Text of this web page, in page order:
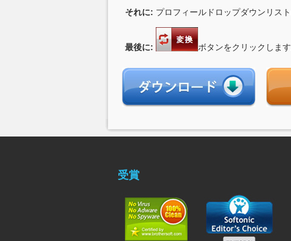
それに: プロフィールドロップダウンリス
最後に: ボタンをクリックしま
受賞